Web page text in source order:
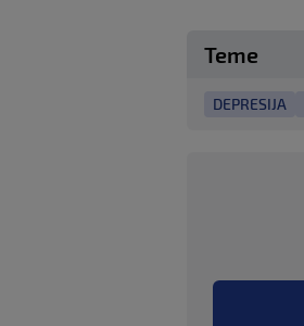
Teme
DEPRESIJA